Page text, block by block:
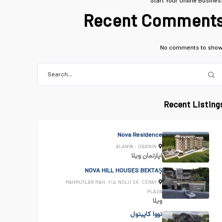
Recent
No comments to
Recent
Nova Residence
ALANYA - OBA'NIN
اپارتمانویلا
NOVA HILL HOUSES BEKTAŞ
MAHMUTLAR MAH. ۲۱۵ NOLU SK. CERAY
PLAZA
ویلا
نووا کاپیتول